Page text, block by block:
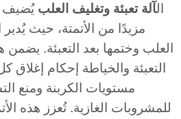
الآلة تعبئة وتغليف العلب يُضيف
مزيدًا من الأتمتة، حيث يُدير
العلب وختمها بعد التعبئة.
التعبئة والخياطة إحكام
مستويات الكربنة ومنع
للمشروبات الغازية. تُعزز هذه